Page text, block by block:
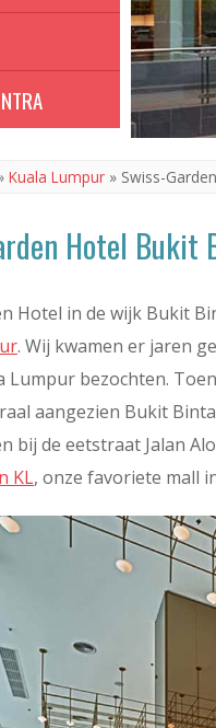
Kuala Lumpur » Swiss-
Hotel Bukit
Hotel in de wijk Bukit
. Wij kwamen er jaren
Lumpur bezochten.
aangezien Bukit
bij de eetstraat Jalan
KL, onze favoriete mall